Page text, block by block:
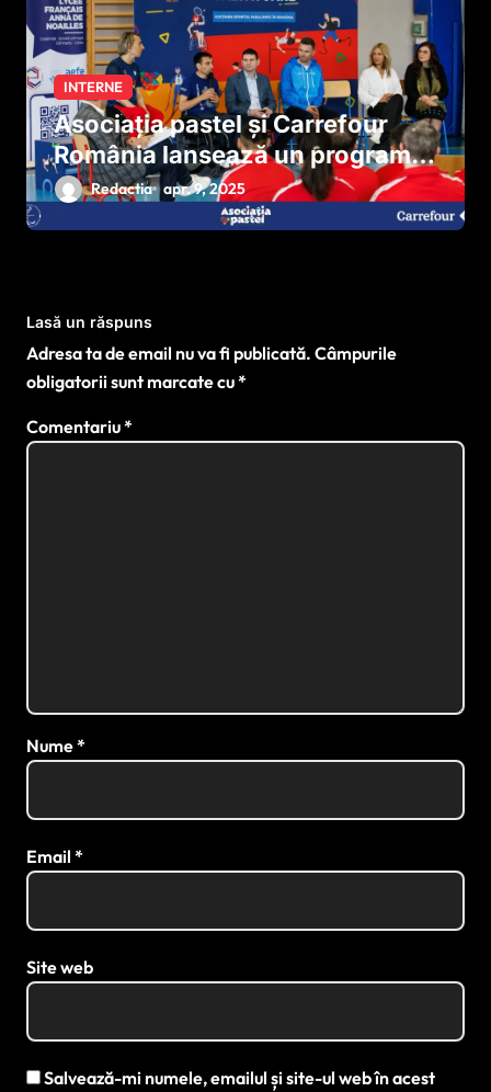
INTERNE
Asociația pastel și Carrefour
România lansează un program
național pentru dezvoltarea
sportului paralimpic
Redactia apr. 9, 2025
Lasă un răspuns
Adresa ta de email nu va fi publicată. Câmpurile
obligatorii sunt marcate cu*
Comentariu*
Nume*
Email *
Site web
Salvează-mi numele, emailul și site-ul web în acest